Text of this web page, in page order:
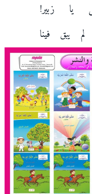
يا زبير!
يبق فينا